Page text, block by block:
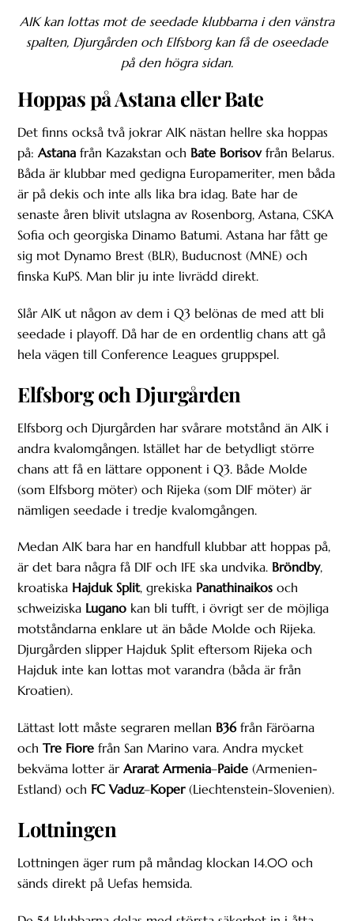
AIK kan lottas mot de seedade klubbarna i den vänstra
spalten, Djurgården och Elfsborg kan få de oseedade
på den högra sidan.
Hoppas på Astana eller Bate
Det finns också två jokrar AIK nästan hellre ska hoppas
på:Astana från Kazakstan och Bate Borisovfrån Belarus.
Båda är klubbar med gedigna Europameriter, men båda
är på dekis och inte alls lika bra idag. Bate har de
senaste åren blivit utslagna av Rosenborg, Astana, CSKA
Sofia och georgiska Dinamo Batumi. Astana har fått ge
sig mot Dynamo Brest (BLR), Buducnost (MNE) och
finska KuPS. Man blir ju inte livrädd direkt.
Slår AIK ut någon av dem i Q3 belönas de med att bli
seedade i playoff. Då har de en ordentlig chans att gå
hela vägen till Conference Leagues gruppspel.
Elfsborg och Djurgården
Elfsborg och Djurgården har svårare motstånd än AIK i
andra kvalomgången. Istället har de betydligt större
chans att få en lättare opponent i Q3. Både Molde
(som Elfsborg möter) och Rijeka (som DIF möter) är
nämligen seedade i tredje kvalomgången.
Medan AIK bara har en handfull klubbar att hoppas på,
är det bara några få DIF och IFE ska undvika. Bröndby,
kroatiska Hajduk Split, grekiska Panathinaikos och
schweiziska Lugano kan bli tufft, i övrigt ser de möjliga
motståndarna enklare ut än både Molde och Rijeka.
Djurgården slipper Hajduk Split eftersom Rijeka och
Hajduk inte kan lottas mot varandra (båda är från
Kroatien).
Lättast lott måste segraren mellan B36från Färöarna
ochTre Fiore från San Marino vara. Andra mycket
bekväma lotter ärArarat Armenia–Paide (Armenien-
Estland) och FC Vaduz–Koper(Liechtenstein-Slovenien).
Lottningen
Lottningen äger rum på måndag klockan 14.00 och
sänds direkt på Uefas hemsida.